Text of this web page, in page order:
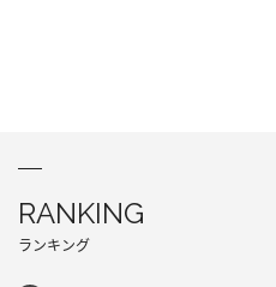
RANKING
ランキング